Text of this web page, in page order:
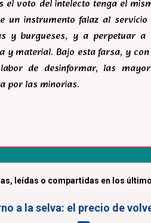
el voto del intelecto tenga el
un instrumento falaz al
y burgueses, y a perpetuar
y material. Bajo esta farsa, y
de desinformar, las
por las minorias.
leídas o compartidas en los
a la selva: el precio de